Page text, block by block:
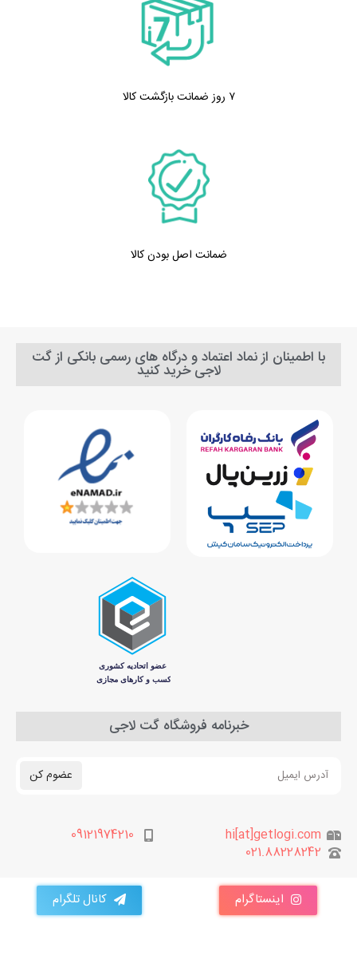
۷ روز ضمانت بازگشت کالا
ضمانت اصل بودن کالا
با اطمینان از نماد اعتماد و درگاه های رسمی بانکی از گت
لاجی خرید کنید
خبرنامه فروشگاه گت لاجی
عضوم کن
hi[at]getlogi.com
09121974210
021.88228242
اینستاگرام کانال تلگرام